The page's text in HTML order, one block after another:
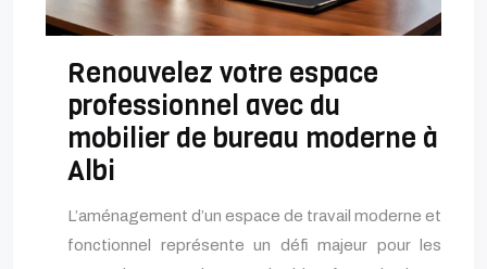
Renouvelez votre espace
professionnel avec du
mobilier de bureau moderne à
Albi
L’aménagement d’un espace de travail moderne et
fonctionnel représente un défi majeur pour les